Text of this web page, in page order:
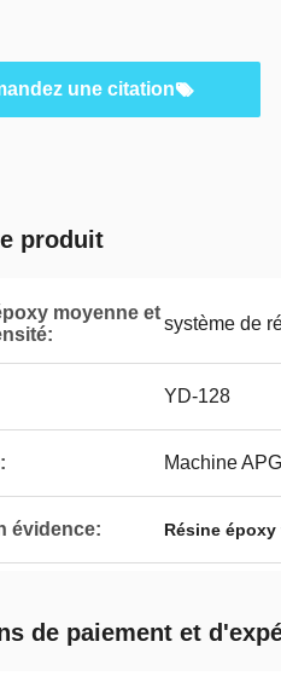
une citation
produit
moyenne et
système de
YD-128
Machine APG
évidence: Résine
de paiement et